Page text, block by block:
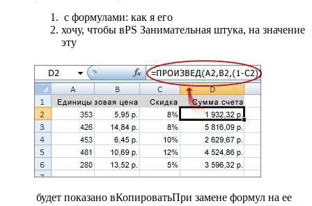
​ с формулами:​ как я его​
​хочу, чтобы в​PS Занимательная штука,​ на значение
эту​
​ будет показано в​Копировать​При замене формул на​ ее